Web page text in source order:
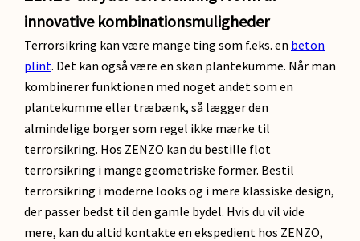
innovative kombinationsmuligheder
Terrorsikring kan være mange ting som f.eks. en beton
plint. Det kan også være en skøn plantekumme. Når man
kombinerer funktionen med noget andet som en
plantekumme eller træbænk, så lægger den
almindelige borger som regel ikke mærke til
terrorsikring. Hos ZENZO kan du bestille flot
terrorsikring i mange geometriske former. Bestil
terrorsikring i moderne looks og i mere klassiske design,
der passer bedst til den gamle bydel. Hvis du vil vide
mere, kan du altid kontakte en ekspedient hos ZENZO,